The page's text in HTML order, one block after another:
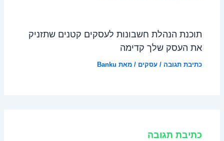
תוכנת הנהלת חשבונות לעסקים קטנים שתזניק
את העסק שלך קדימה
כתיבת תגובה /עסקים / מאת Banku
כתיבת תגובה